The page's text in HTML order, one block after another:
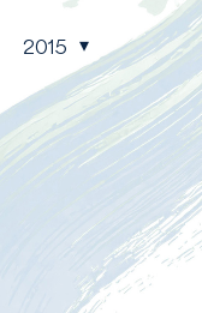
2015